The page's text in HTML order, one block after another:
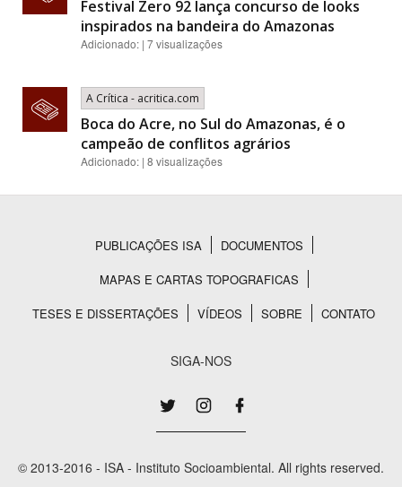
Festival Zero 92 lança concurso de looks
inspirados na bandeira do Amazonas
Adicionado: | 7 visualizações
A Crítica - acritica.com
Boca do Acre, no Sul do Amazonas, é o
campeão de conflitos agrários
Adicionado: | 8 visualizações
Rodapé
PUBLICAÇÕES ISA
DOCUMENTOS
MAPAS E CARTAS TOPOGRAFICAS
TESES E DISSERTAÇÕES
VÍDEOS SOBRE CONTATO
SIGA-NOS
© 2013-2016 - ISA - Instituto Socioambiental. All rights reserved.